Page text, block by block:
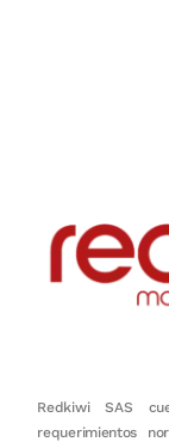
Redkiwi SAS
requerimientos